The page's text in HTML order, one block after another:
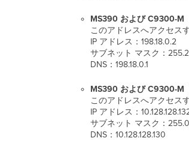
MS390 および C9300-M
このアドレスへアクセス
IP アドレス：198.18.0.2
サブネット マスク：
DNS：198.18.0.1
MS390 および C9300-M
このアドレスへアクセス
IP アドレス：
サブネット マスク：
DNS：10.128.128.130